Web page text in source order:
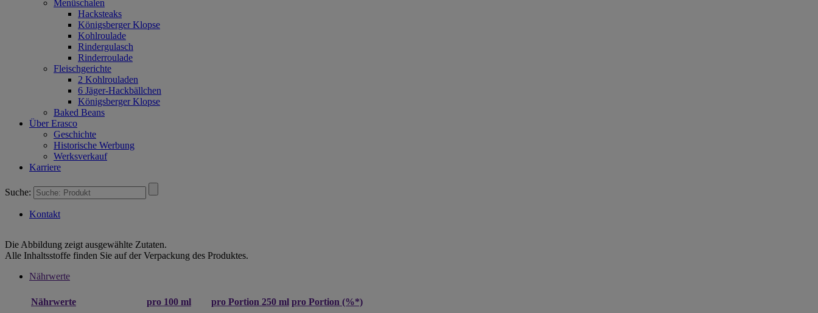
Menüschalen
Hacksteaks
Königsberger Klopse
Kohlroulade
Rindergulasch
Rinderroulade
Fleischgerichte
2 Kohlrouladen
6 Jäger-Hackbällchen
Königsberger Klopse
Baked Beans
Über Erasco
Geschichte
Historische Werbung
Werksverkauf
Karriere
Suche:
Kontakt
Die Abbildung zeigt ausgewählte Zutaten.
Alle Inhaltsstoffe finden Sie auf der Verpackung des Produktes.
Nährwerte
Nährwerte pro 100 ml pro Portion 250 ml pro Portion (%*)